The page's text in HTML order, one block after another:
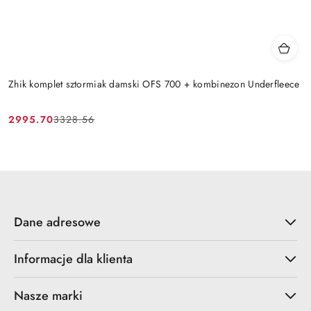
Zhik komplet sztormiak damski OFS 700 + kombinezon Underfleece
Cena
2995.70
Cena
3328.56
Dane adresowe
Informacje dla klienta
Nasze marki